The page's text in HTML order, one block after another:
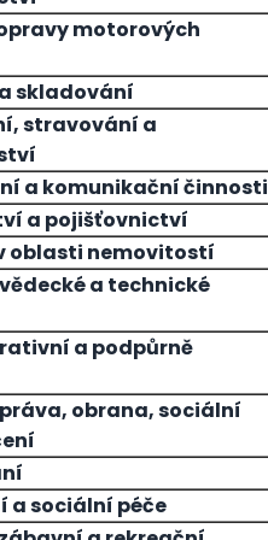
motorových
skladování
stravování a
a komunikační činnosti
a pojišťovnictví
oblasti nemovitostí
a technické
a podpůrně
obrana, sociální
a sociální péče